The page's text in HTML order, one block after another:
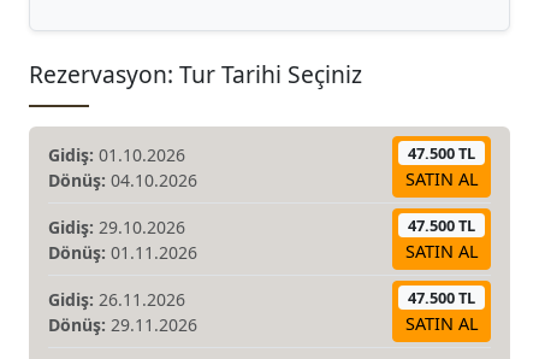
Rezervasyon: Tur Tarihi Seçiniz
Gidiş: 01.10.2026
Dönüş: 04.10.2026
47.500 TL
SATIN AL
Gidiş: 29.10.2026
Dönüş: 01.11.2026
47.500 TL
SATIN AL
Gidiş: 26.11.2026
Dönüş: 29.11.2026
47.500 TL
SATIN AL